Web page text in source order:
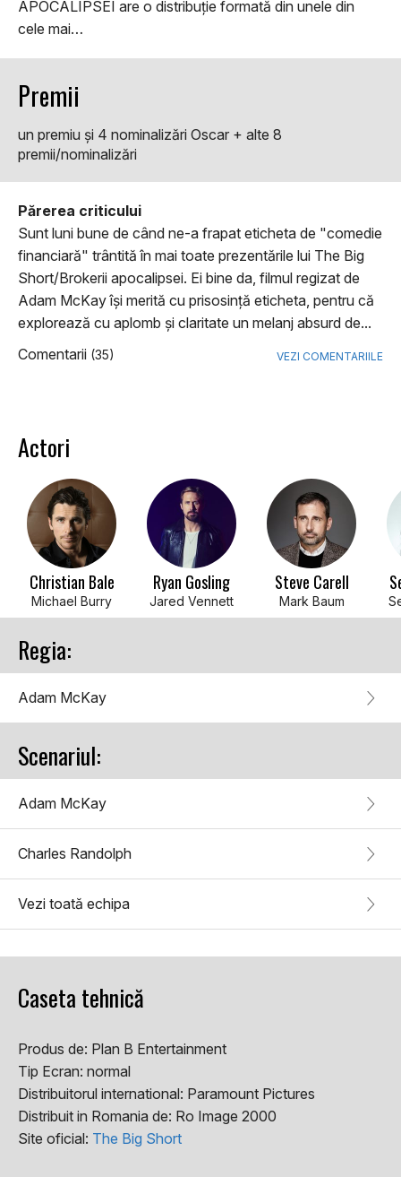
APOCALIPSEI are o distribuție formată din unele din
cele mai…
Premii
un premiu şi 4 nominalizări Oscar + alte 8
premii/nominalizări
Părerea criticului
Sunt luni bune de când ne-a frapat eticheta de "comedie
financiară" trântită în mai toate prezentările lui The Big
Short/Brokerii apocalipsei. Ei bine da, filmul regizat de
Adam McKay îşi merită cu prisosinţă eticheta, pentru că
explorează cu aplomb şi claritate un melanj absurd de...
Comentarii (35) VEZI COMENTARIILE
Actori
Christian Bale
Michael Burry
Ryan Gosling
Jared Vennett
Steve Carell
Mark Baum
Regia:
Adam McKay
Scenariul:
Adam McKay
Charles Randolph
Vezi toată echipa
Caseta tehnică
Produs de: Plan B Entertainment
Tip Ecran: normal
Distribuitorul international: Paramount Pictures
Distribuit in Romania de: Ro Image 2000
Site oficial: The Big Short